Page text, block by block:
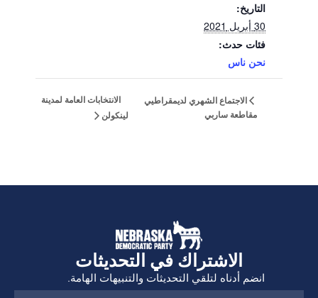
التاريخ:
30 أبريل 2021
فئات حدث:
نحن ناس
الاجتماع الشهري لديمقراطيي
مقاطعة ساربي
الانتخابات العامة لمدينة
لينكولن
الاشتراك في التحديثات
انضم أدناه لتلقي التحديثات والتنبيهات الهامة.